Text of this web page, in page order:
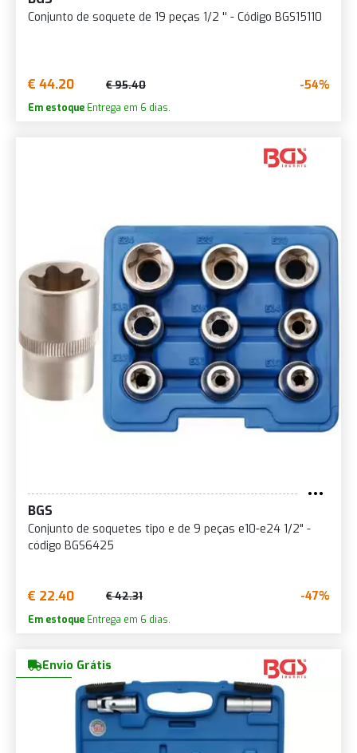
Conjunto de soquete de 19 peças 1/2 '' - Código BGS15110
€ 44.20 € 95.40 -54%
Em estoque Entrega em 6 dias.
BGS
Conjunto de soquetes tipo e de 9 peças e10-e24 1/2" -
código BGS6425
€ 22.40 € 42.31 -47%
Em estoque Entrega em 6 dias.
Envio Grátis